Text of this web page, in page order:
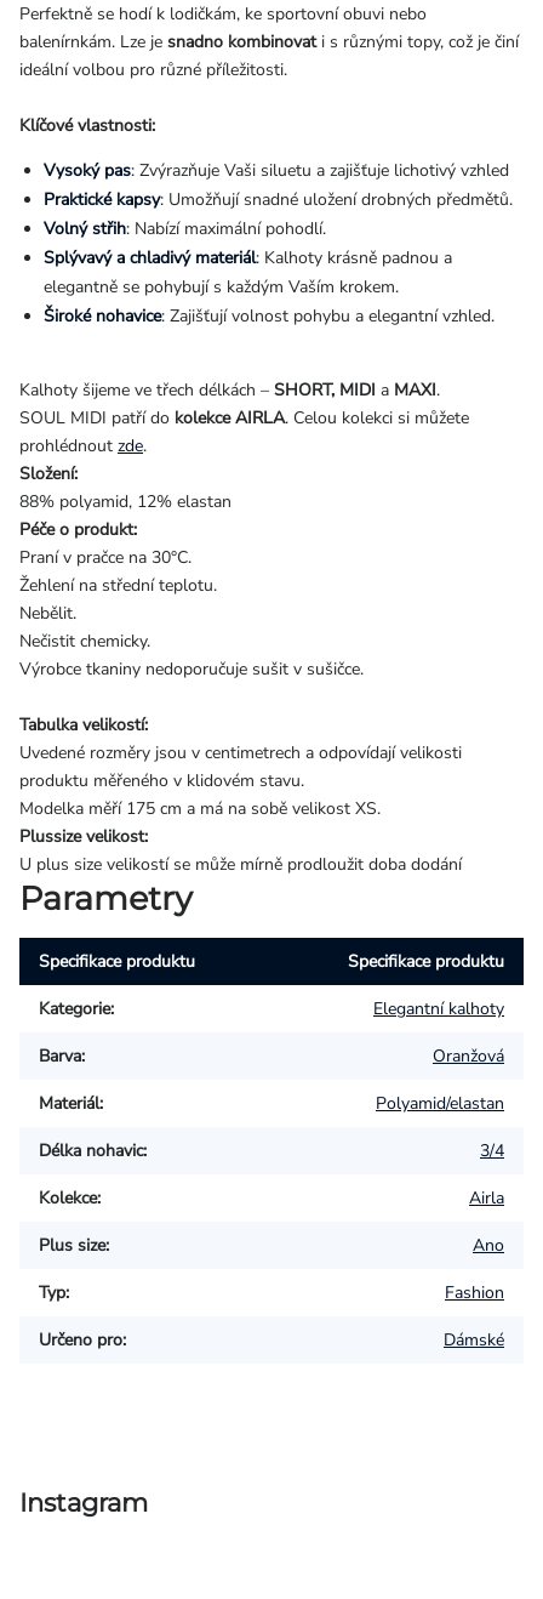
Perfektně se hodí k lodičkám, ke sportovní obuvi nebo
balenírnkám. Lze je snadno kombinovati s různými topy, což je činí
ideální volbou pro různé příležitosti.
Klíčové vlastnosti:
Vysoký pas: Zvýrazňuje Vaši siluetu a zajišťuje lichotivý vzhled
Praktické kapsy: Umožňují snadné uložení drobných předmětů.
Volný střih: Nabízí maximální pohodlí.
Splývavý a chladivý materiál: Kalhoty krásně padnou a
elegantně se pohybují s každým Vaším krokem.
Široké nohavice: Zajišťují volnost pohybu a elegantní vzhled.
Kalhoty šijeme ve třech délkách – SHORT, MIDI a MAXI.
SOUL MIDI patří do kolekce AIRLA. Celou kolekci si můžete
prohlédnout zde.
Složení:
88% polyamid, 12% elastan
Péče o produkt:
Praní v pračce na 30°C.
Žehlení na střední teplotu.
Nebělit.
Nečistit chemicky.
Výrobce tkaniny nedoporučuje sušit v sušičce.
Tabulka velikostí:
Uvedené rozměry jsou v centimetrech a odpovídají velikosti
produktu měřeného v klidovém stavu.
Modelka měří 175 cm a má na sobě velikost XS.
Plussize velikost:
U plus size velikostí se může mírně prodloužit doba dodání
Parametry
Specifikace produktu Specifikace produktu
Kategorie: Elegantní kalhoty
Barva: Oranžová
Materiál: Polyamid/elastan
Délka nohavic: 3/4
Kolekce: Airla
Plus size: Ano
Typ: Fashion
Určeno pro: Dámské
Instagram